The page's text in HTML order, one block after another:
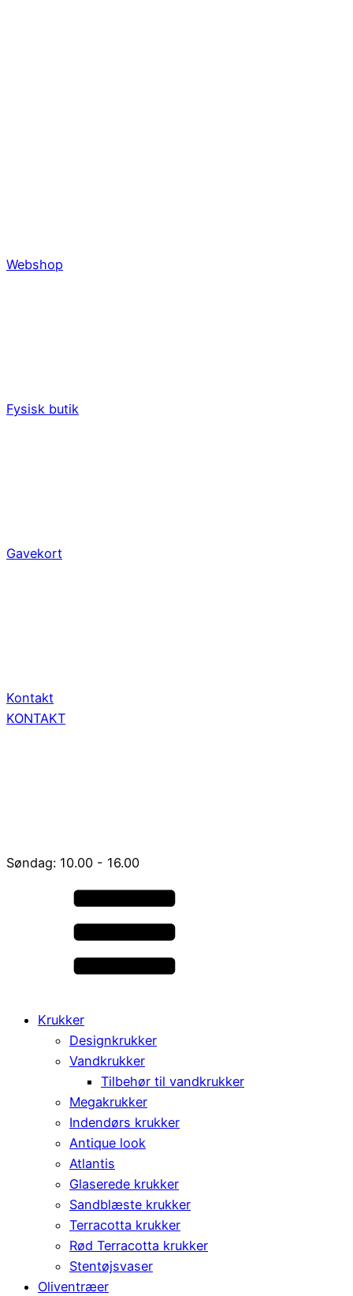
Webshop
Fysisk butik
Gavekort
Kontakt
KONTAKT
Søndag: 10.00 - 16.00
Krukker
Designkrukker
Vandkrukker
Tilbehør til vandkrukker
Megakrukker
Indendørs krukker
Antique look
Atlantis
Glaserede krukker
Sandblæste krukker
Terracotta krukker
Rød Terracotta krukker
Stentøjsvaser
Oliventræer